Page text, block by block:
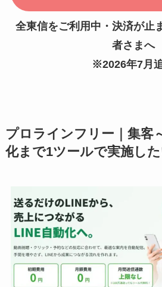
全東信をご利用中・決済が止
者さまへ
※2026年7月
プロラインフリー｜集客
化まで1ツールで実施し